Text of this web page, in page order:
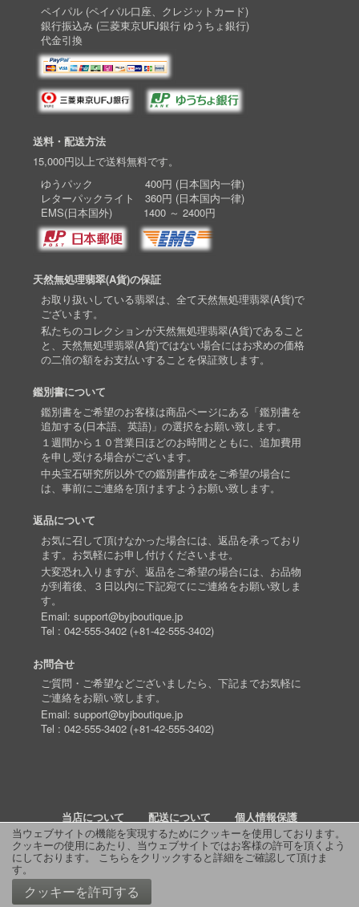
当ウェブサイトの機能を実現するためにクッキーを使用しております。
クッキーの使用にあたり、当ウェブサイトではお客様の許可を頂くよう
にしております。 こちらをクリックすると詳細をご確認して頂けま
す。
クッキーを許可する
ペイパル (ペイパル口座、クレジットカード)
銀行振込み (三菱東京UFJ銀行 ゆうちょ銀行)
代金引換
送料・配送方法
15,000円以上で送料無料です。
ゆうパック 400円 (日本国内一律)
レターパックライト 360円 (日本国内一律)
EMS(日本国外) 1400 ～ 2400円
天然無処理翡翠(A貨)の保証
お取り扱いしている翡翠は、全て天然無処理翡翠(A貨)で
ございます。
私たちのコレクションが天然無処理翡翠(A貨)であること
と、天然無処理翡翠(A貨)ではない場合にはお求めの価格
の二倍の額をお支払いすることを保証致します。
鑑別書について
鑑別書をご希望のお客様は商品ページにある「鑑別書を
追加する(日本語、英語)」の選択をお願い致します。
１週間から１０営業日ほどのお時間とともに、追加費用
を申し受ける場合がございます。
中央宝石研究所以外での鑑別書作成をご希望の場合に
は、事前にご連絡を頂けますようお願い致します。
返品について
お気に召して頂けなかった場合には、返品を承っており
ます。お気軽にお申し付けくださいませ。
大変恐れ入りますが、返品をご希望の場合には、お品物
が到着後、３日以内に下記宛てにご連絡をお願い致しま
す。
Email: support@byjboutique.jp
Tel : 042-555-3402(+81-42-555-3402)
お問合せ
ご質問・ご希望などございましたら、下記までお気軽に
ご連絡をお願い致します。
Email: support@byjboutique.jp
Tel : 042-555-3402(+81-42-555-3402)
当店について 配送について
個人情報保護
詳細検索
よくあるご質問 お問い合わせ RSS
© 2011 J Boutique